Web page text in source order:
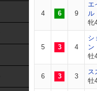
4 6 9
エ
ル
牝
5 3 4
シ
ン
牡
6 3 3
ス
牡